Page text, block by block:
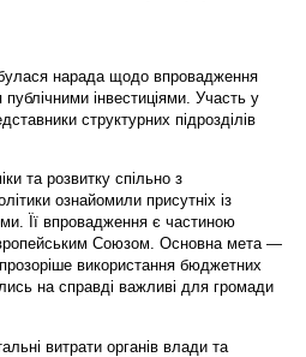
нарада щодо впровадження
інвестиціями. Участь у
структурних підрозділів
та розвитку спільно з
ознайомили присутніх із
Її впровадження є частиною
Союзом. Основна мета —
використання бюджетних
на справді важливі для громади
витрати органів влади та